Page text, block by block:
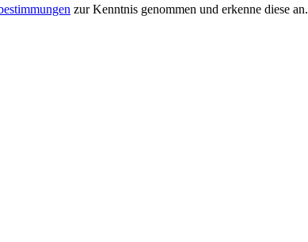
zur Kenntnis genommen und erkenne diese an.